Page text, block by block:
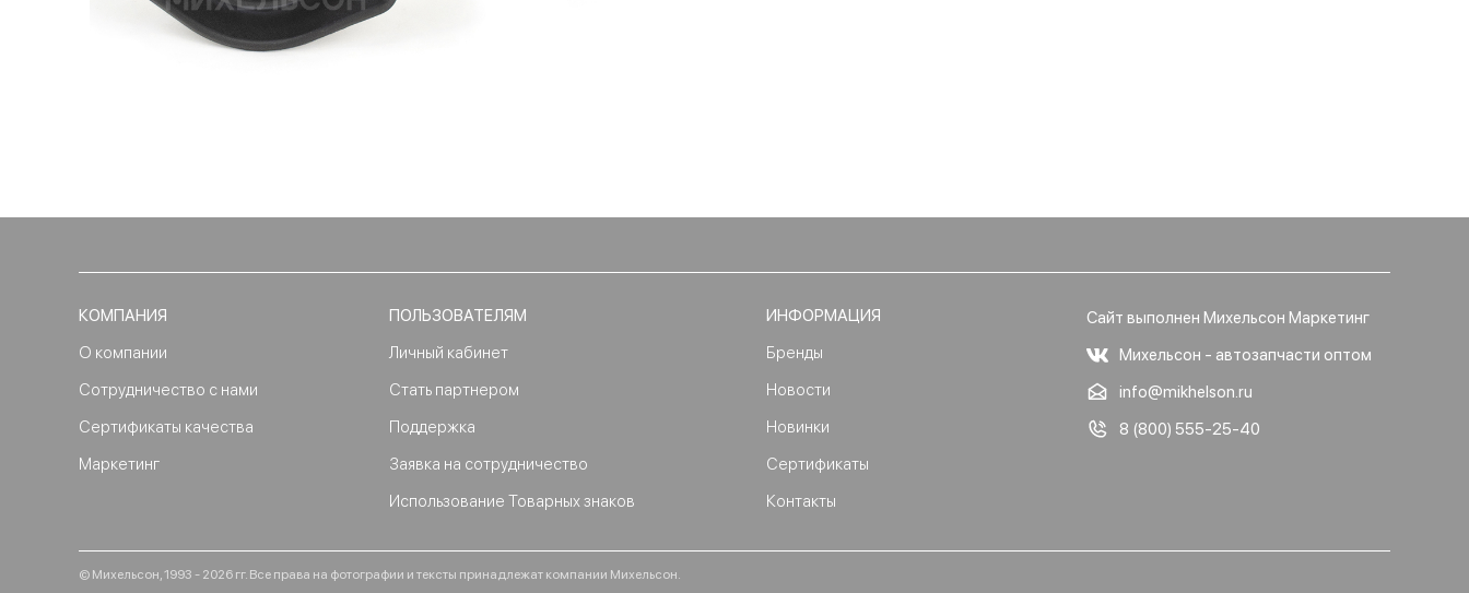
КОМПАНИЯ
О компании
Сотрудничество с нами
Сертификаты качества
Маркетинг
ПОЛЬЗОВАТЕЛЯМ
Личный кабинет
Стать партнером
Поддержка
Заявка на сотрудничество
Использование Товарных знаков
ИНФОРМАЦИЯ
Бренды
Новости
Новинки
Сертификаты
Контакты
Сайт выполнен Михельсон Маркетинг
Михельсон - автозапчасти оптом
info@mikhelson.ru
8 (800) 555-25-40
© Михельсон, 1993 - 2026 гг. Все права на фотографии и тексты принадлежат компании Михельсон.